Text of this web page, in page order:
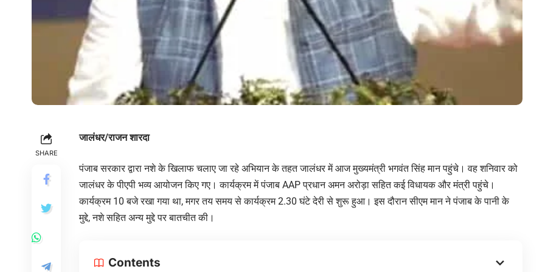
SHARE
जालंधर/राजन शारदा
पंजाब सरकार द्वारा नशे के खिलाफ चलाए जा रहे अभियान के तहत जालंधर में आज मुख्यमंत्री भगवंत सिंह मान पहुंचे। वह शनिवार को
जालंधर के पीएपी भव्य आयोजन किए गए। कार्यक्रम में पंजाब AAP प्रधान अमन अरोड़ा सहित कई विधायक और मंत्री पहुंचे।
कार्यक्रम 10 बजे रखा गया था, मगर तय समय से कार्यक्रम 2.30 घंटे देरी से शुरू हुआ। इस दौरान सीएम मान ने पंजाब के पानी के
मुद्दे, नशे सहित अन्य मुद्दे पर बातचीत की।
Contents